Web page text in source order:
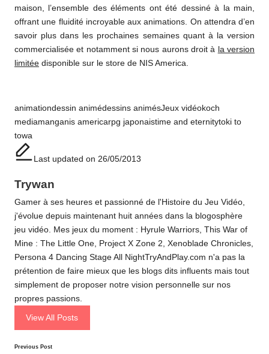
maison, l’ensemble des éléments ont été dessiné à la main,
offrant une fluidité incroyable aux animations. On attendra d’en
savoir plus dans les prochaines semaines quant à la version
commercialisée et notamment si nous aurons droit à la version
limitée disponible sur le store de NIS America.
Tags:
animationdessin animédessins animésJeux vidéokoch
mediamanganis americarpg japonaistime and eternitytoki to
towa
Last updated on 26/05/2013
Trywan
Gamer à ses heures et passionné de l'Histoire du Jeu Vidéo,
j'évolue depuis maintenant huit années dans la blogosphère
jeu vidéo. Mes jeux du moment : Hyrule Warriors, This War of
Mine : The Little One, Project X Zone 2, Xenoblade Chronicles,
Persona 4 Dancing Stage All NightTryAndPlay.com n'a pas la
prétention de faire mieux que les blogs dits influents mais tout
simplement de proposer notre vision personnelle sur nos
propres passions.
View All Posts
Previous Post